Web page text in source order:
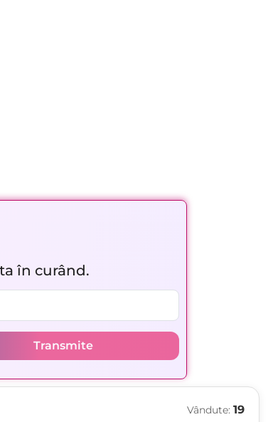
în curând.
Transmite
Vândute: 19